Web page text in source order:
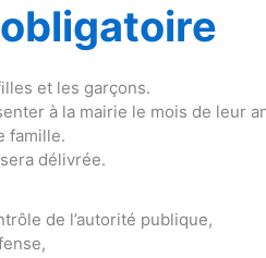
et les garçons.
à la mairie le mois de leur
famille.
délivrée.
de l’autorité publique,